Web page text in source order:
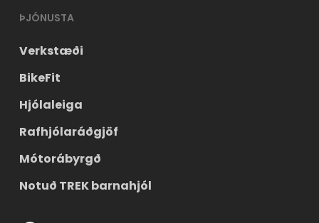
ÞJÓNUSTA
Verkstæði
BikeFit
Hjólaleiga
Rafhjólaráðgjöf
Mótorábyrgð
Notuð TREK barnahjól